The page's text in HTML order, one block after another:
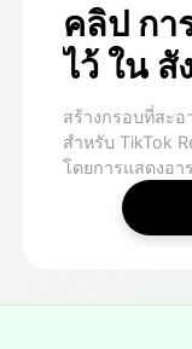
คลิป กา
ไว้ ใน สั
สร้างกรอบที่สะ
สําหรับ TikTok
โดยการแสดงอ